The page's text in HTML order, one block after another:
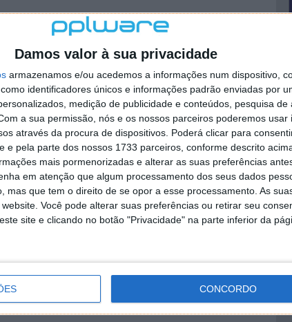
Damos valor à sua privacidade
armazenamos e/ou acedemos a informações num dispositivo,
identificadores únicos e informações padrão enviadas por
medição de publicidade e conteúdos, pesquisa de
a sua permissão, nós e os nossos parceiros poderemos usar
através da procura de dispositivos. Poderá clicar para
e pela parte dos nossos 1733 parceiros, conforme descrito
mais pormenorizadas e alterar as suas preferências
em atenção que algum processamento dos seus dados
mas que tem o direito de se opor a esse processamento. As
Você pode alterar suas preferências ou retirar seu
site e clicando no botão "Privacidade" na parte inferior da
CONCORDO